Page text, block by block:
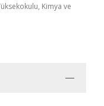
Kimya ve